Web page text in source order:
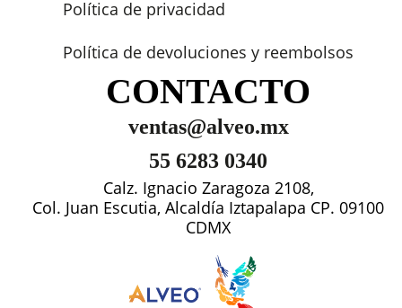
Política de privacidad
Política de devoluciones y reembolsos
CONTACTO
ventas@alveo.mx
55 6283 0340
Calz. Ignacio Zaragoza 2108,
Col. Juan Escutia, Alcaldía Iztapalapa CP. 09100
CDMX